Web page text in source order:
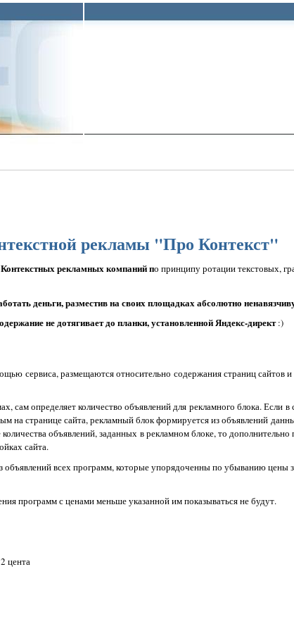
рекламы "Про Контекст"
Контекстных рекламных компаний по принципу ротации текстовых,
деньги, разместив на своих площадках абсолютно
не дотягивает до планки, установленной Яндекс-директ:)
сервиса, размещаются относительно содержания страниц сайтов
сам определяет количество объявлений для рекламного блока. Если
на странице сайта, рекламный блок формируется из объявлений
объявлений, заданных в рекламном блоке, то
сайта.
всех программ, которые упорядоченны по убыванию цены
программ с ценами меньше указанной им показываться не будут.
цента